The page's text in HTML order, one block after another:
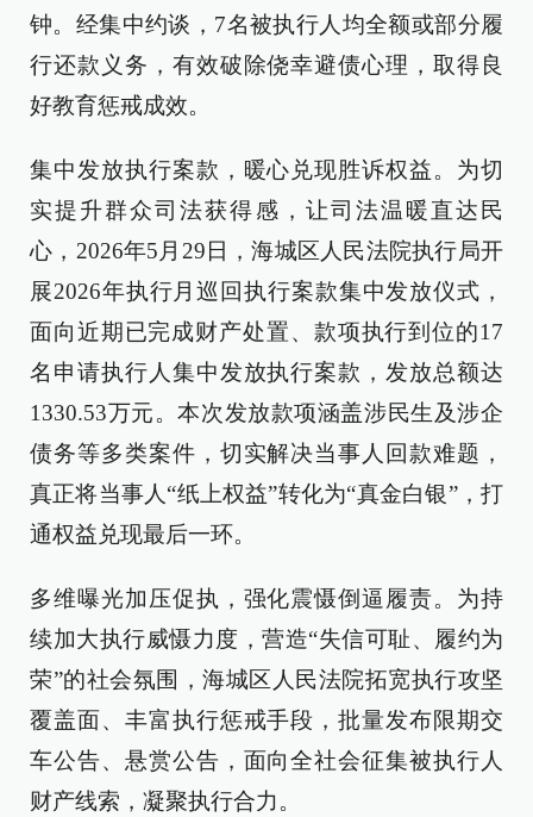
钟。经集中约谈，7名被执行人均全额或部分履
行还款义务，有效破除侥幸避债心理，取得良
好教育惩戒成效。
集中发放执行案款，暖心兑现胜诉权益。为切
实提升群众司法获得感，让司法温暖直达民
心，2026年5月29日，海城区人民法院执行局开
展2026年执行月巡回执行案款集中发放仪式，
面向近期已完成财产处置、款项执行到位的17
名申请执行人集中发放执行案款，发放总额达
1330.53万元。本次发放款项涵盖涉民生及涉企
债务等多类案件，切实解决当事人回款难题，
真正将当事人“纸上权益”转化为“真金白银”，打
通权益兑现最后一环。
多维曝光加压促执，强化震慑倒逼履责。为持
续加大执行威慑力度，营造“失信可耻、履约为
荣”的社会氛围，海城区人民法院拓宽执行攻坚
覆盖面、丰富执行惩戒手段，批量发布限期交
车公告、悬赏公告，面向全社会征集被执行人
财产线索，凝聚执行合力。